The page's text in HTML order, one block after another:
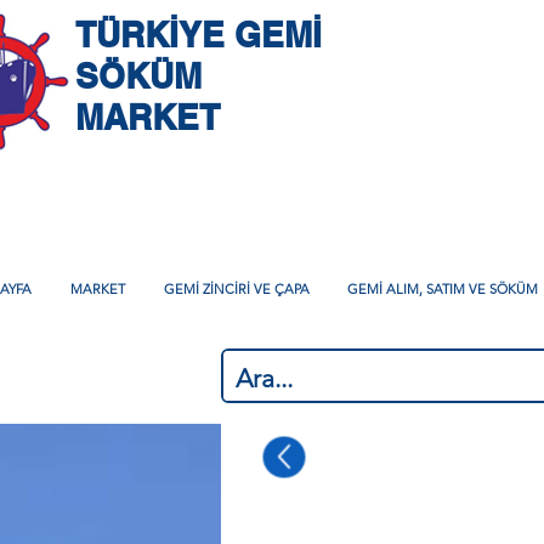
TÜRKİYE GEMİ
SÖKÜM
MARKET
MARKET GEMİ ZİNCİRİ VE ÇAPA GEMİ ALIM, SATIM VE SÖKÜM